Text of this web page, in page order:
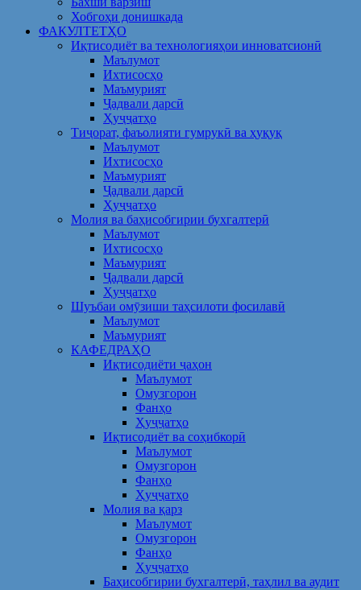
Хобгоҳи донишкада
ФАКУЛТЕТҲО
Иқтисодиёт ва технологияҳои инноватсионӣ
Маълумот
Ихтисосҳо
Маъмурият
Ҷадвали дарсӣ
Ҳуҷҷатҳо
Тиҷорат, фаъолияти гумрукӣ ва ҳуқуқ
Маълумот
Ихтисосҳо
Маъмурият
Ҷадвали дарсӣ
Ҳуҷҷатҳо
Молия ва баҳисобгирии бухгалтерӣ
Маълумот
Ихтисосҳо
Маъмурият
Ҷадвали дарсӣ
Ҳуҷҷатҳо
Шуъбаи омӯзиши таҳсилоти фосилавӣ
Маълумот
Маъмурият
КАФЕДРАҲО
Иқтисодиёти ҷаҳон
Маълумот
Омузгорон
Фанҳо
Ҳуҷҷатҳо
Иқтисодиёт ва соҳибкорӣ
Маълумот
Омузгорон
Фанҳо
Ҳуҷҷатҳо
Молия ва қарз
Маълумот
Омузгорон
Фанҳо
Ҳуҷҷатҳо
Баҳисобгирии бухгалтерӣ, таҳлил ва аудит